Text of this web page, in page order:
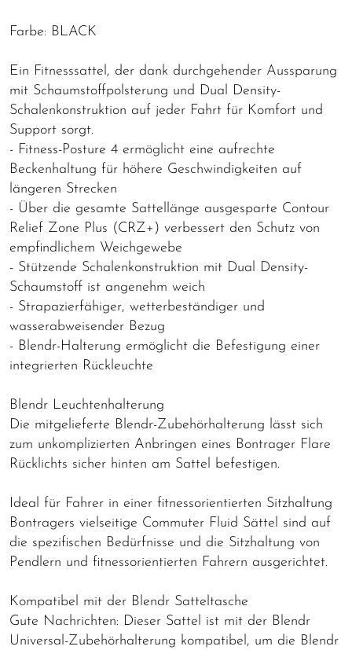
Farbe: BLACK
Ein Fitnesssattel, der dank durchgehender Aussparung
mit Schaumstoffpolsterung und Dual Density-
Schalenkonstruktion auf jeder Fahrt für Komfort und
Support sorgt.
- Fitness-Posture 4 ermöglicht eine aufrechte
Beckenhaltung für höhere Geschwindigkeiten auf
längeren Strecken
- Über die gesamte Sattellänge ausgesparte Contour
Relief Zone Plus (CRZ+) verbessert den Schutz von
empfindlichem Weichgewebe
- Stützende Schalenkonstruktion mit Dual Density-
Schaumstoff ist angenehm weich
- Strapazierfähiger, wetterbeständiger und
wasserabweisender Bezug
- Blendr-Halterung ermöglicht die Befestigung einer
integrierten Rückleuchte
Blendr Leuchtenhalterung
Die mitgelieferte Blendr-Zubehörhalterung lässt sich
zum unkomplizierten Anbringen eines Bontrager Flare
Rücklichts sicher hinten am Sattel befestigen.
Ideal für Fahrer in einer fitnessorientierten Sitzhaltung
Bontragers vielseitige Commuter Fluid Sättel sind auf
die spezifischen Bedürfnisse und die Sitzhaltung von
Pendlern und fitnessorientierten Fahrern ausgerichtet.
Kompatibel mit der Blendr Satteltasche
Gute Nachrichten: Dieser Sattel ist mit der Blendr
Universal-Zubehörhalterung kompatibel, um die Blendr